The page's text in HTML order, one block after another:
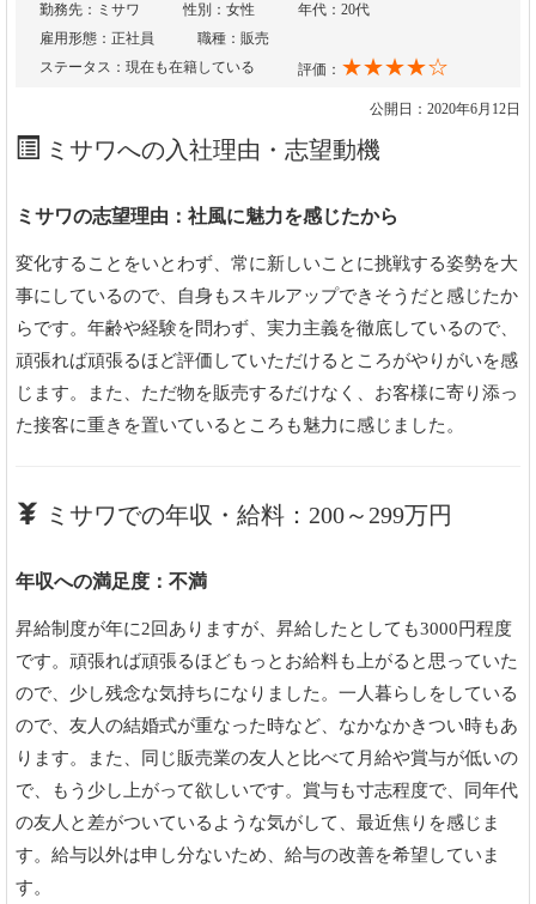
勤務先：ミサワ 性別：女性
年代：20代
雇用形態：正社員
職種：販売
ステータス：現在も在籍している
評価： ★★★★☆
公開日：2020年6月12日
ミサワへの入社理由・志望動機
ミサワの志望理由：社風に魅力を感じたから
変化することをいとわず、常に新しいことに挑戦する姿勢を大
事にしているので、自身もスキルアップできそうだと感じたか
らです。年齢や経験を問わず、実力主義を徹底しているので、
頑張れば頑張るほど評価していただけるところがやりがいを感
じます。また、ただ物を販売するだけなく、お客様に寄り添っ
た接客に重きを置いているところも魅力に感じました。
ミサワでの年収・給料：200～299万円
年収への満足度：不満
昇給制度が年に2回ありますが、昇給したとしても3000円程度
です。頑張れば頑張るほどもっとお給料も上がると思っていた
ので、少し残念な気持ちになりました。一人暮らしをしている
ので、友人の結婚式が重なった時など、なかなかきつい時もあ
ります。また、同じ販売業の友人と比べて月給や賞与が低いの
で、もう少し上がって欲しいです。賞与も寸志程度で、同年代
の友人と差がついているような気がして、最近焦りを感じま
す。給与以外は申し分ないため、給与の改善を希望していま
す。